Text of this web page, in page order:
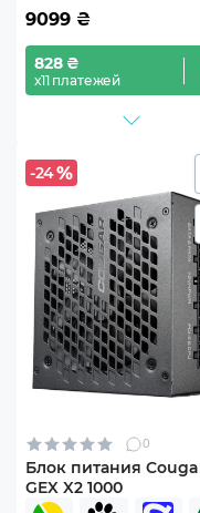
9099 ₴
828 ₴
х11 платежей
-24
0
Блок питания
GEX X2 1000